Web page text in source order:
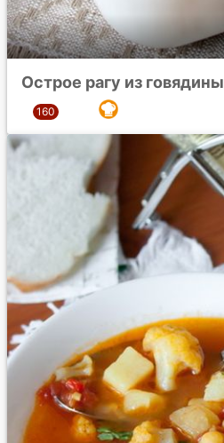
Острое рагу из говядины